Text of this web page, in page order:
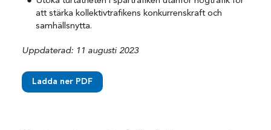
att stärka kollektivtrafikens konkurrenskraft och
samhällsnytta.
Uppdaterad: 11 augusti 2023
Ladda ner PDF